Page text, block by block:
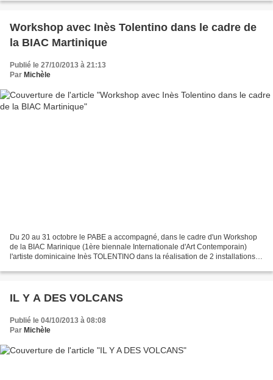
Workshop avec Inès Tolentino dans le cadre de
la BIAC Martinique
Publié le 27/10/2013 à 21:13
Par Michèle
Du 20 au 31 octobre le PABE a accompagné, dans le cadre d'un Workshop
de la BIAC Marinique (1ère biennale Internationale d'Art Contemporain)
l'artiste dominicaine Inès TOLENTINO dans la réalisation de 2 installations
IL Y A DES VOLCANS
Publié le 04/10/2013 à 08:08
Par Michèle